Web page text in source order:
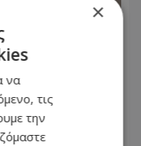
που
στην ΑΙ της
×
να
τις
την